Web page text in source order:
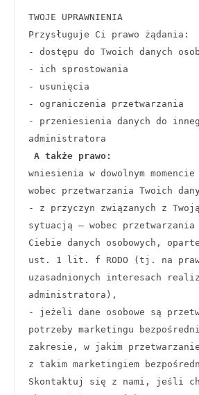
TWOJE UPRAWNIENIA
Przysługuje Ci prawo żądania:
- dostępu do Twoich danych
- ich sprostowania
- usunięcia
- ograniczenia przetwarzania
- przeniesienia danych do
administratora
A także prawo:
wniesienia w dowolnym
wobec przetwarzania Twoich
- z przyczyn związanych z
sytuacją – wobec przetwarzania
Ciebie danych osobowych,
ust. 1 lit. f RODO (tj. na
uzasadnionych interesach
administratora),
- jeżeli dane osobowe są
potrzeby marketingu
zakresie, w jakim
z takim marketingiem
Skontaktuj się z nami, jeśli